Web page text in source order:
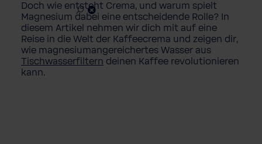
Doch wie entsteht Crema, und warum spielt
Magnesium dabei eine entscheidende Rolle? In
diesem Artikel nehmen wir dich mit auf eine
Reise in die Welt der Kaffeecrema und zeigen dir,
wie magnesiumangereichertes Wasser aus
Tischwasserfiltern deinen Kaffee revolutionieren
kann.